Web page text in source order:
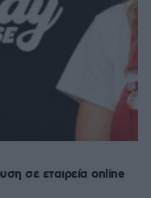
σε εταιρεία online